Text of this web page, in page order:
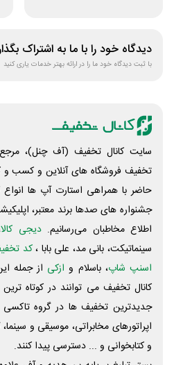
دیدگاه خود را با ما به اشتراک
با ثبت دیدگاه خود ما را در ارائه بهتر خدمات یاری کنید
سایت کانال تخفیف (آف چنل)،
تخفیف فروشگاه های آنلاین و کسب و‌
حاضر با همراهی استارت آپ ها
جشنواره های صدها برند معتبر،
اطلاع مخاطبان می‌رسانیم. دیجی کالا
سینماتیکت، بانی مد، علی‌ بابا ،کد
اسنپ شاپ، باسلام و ازکی از جمله
کانال تخفیف می توانند در کوتاه
جدیدترین تخفیف ها در گروه تاکسی
اپراتورهای مخابراتی، موسیقی و
و کتابخوانی و ... دسترسی پیدا کنند.